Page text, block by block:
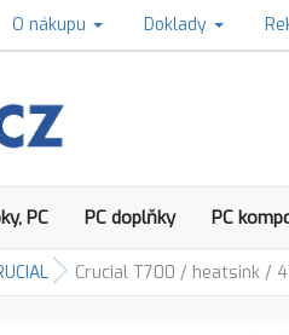
O nákupu Doklady
PC PC doplňky PC
Crucial T700 / heatsink /